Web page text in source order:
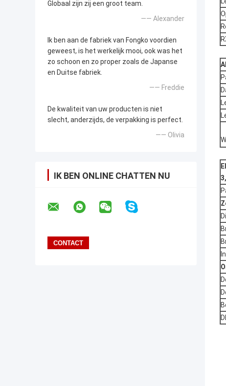
Globaal zijn zij een groot team.
—— Alexander
Ik ben aan de fabriek van Fongko voordien
geweest, is het werkelijk mooi, ook was het
zo schoon en zo proper zoals de Japanse
en Duitse fabriek.
—— Freddie
De kwaliteit van uw producten is niet
slecht, anderzijds, de verpakking is perfect.
—— Olivia
IK BEN ONLINE CHATTEN NU